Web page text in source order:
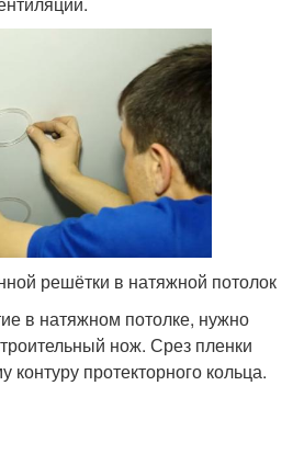
решётки в натяжной потолок
в натяжном потолке, нужно
нож. Срез пленки
контуру протекторного кольца.